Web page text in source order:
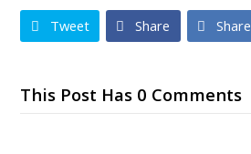
Tweet Share Share
This Post Has 0 Comments